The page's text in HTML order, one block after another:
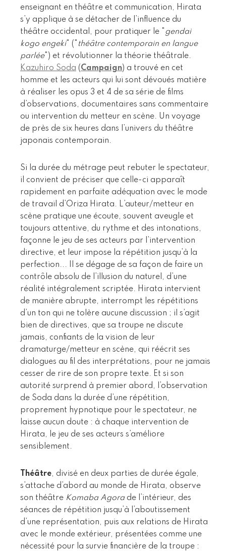
enseignant en théâtre et communication, Hirata
s’y applique à se détacher de l’influence du
théâtre occidental, pour pratiquer le " gendai
kogo engeki" ("
théâtre contemporain en langue
parlée") et révolutionner la théorie théâtrale.
Kazuhiro Soda (Campaign) a trouvé en cet
homme et les acteurs qui lui sont dévoués matière
à réaliser les opus 3 et 4 de sa série de films
d’observations, documentaires sans commentaire
ou intervention du metteur en scène. Un voyage
de près de six heures dans l’univers du théâtre
japonais contemporain.
Si la durée du métrage peut rebuter le spectateur,
il convient de préciser que celle-ci apparaît
rapidement en parfaite adéquation avec le mode
de travail d’Oriza Hirata. L’auteur/metteur en
scène pratique une écoute, souvent aveugle et
toujours attentive, du rythme et des intonations,
façonne le jeu de ses acteurs par l’intervention
directive, et leur impose la répétition jusqu’à la
perfection... Il se dégage de sa façon de faire un
contrôle absolu de l’illusion du naturel, d’une
réalité intégralement scriptée. Hirata intervient
de manière abrupte, interrompt les répétitions
d’un ton qui ne tolère aucune discussion ; il s’agit
bien de directives, que sa troupe ne discute
jamais, confiants de la vision de leur
dramaturge/metteur en scène, qui réécrit ses
dialogues au fil des interprétations, pour ne jamais
cesser de rire de son propre texte. Et si son
autorité surprend à premier abord, l’observation
de Soda dans la durée d’une répétition,
proprement hypnotique pour le spectateur, ne
laisse aucun doute : à chaque intervention de
Hirata, le jeu de ses acteurs s’améliore
sensiblement.
Théâtre, divisé en deux parties de durée égale,
s’attache d’abord au monde de Hirata, observe
son théâtre Komaba Agorade l’intérieur, des
séances de répétition jusqu’à l’aboutissement
d’une représentation, puis aux relations de Hirata
avec le monde extérieur, présentées comme une
nécessité pour la survie financière de la troupe :